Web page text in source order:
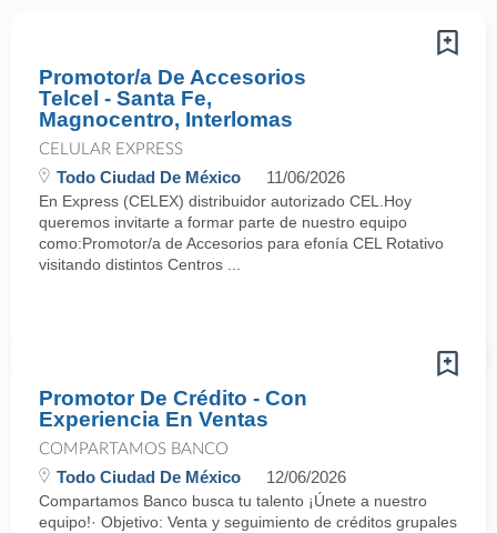
Promotor/a De Accesorios
Telcel - Santa Fe,
Magnocentro, Interlomas
CELULAR EXPRESS
Todo Ciudad De México 11/06/2026
En Express (CELEX) distribuidor autorizado CEL.Hoy
queremos invitarte a formar parte de nuestro equipo
como:Promotor/a de Accesorios para efonía CEL Rotativo
visitando distintos Centros ...
Promotor De Crédito - Con
Experiencia En Ventas
COMPARTAMOS BANCO
Todo Ciudad De México 12/06/2026
Compartamos Banco busca tu talento ¡Únete a nuestro
equipo!· Objetivo: Venta y seguimiento de créditos grupales